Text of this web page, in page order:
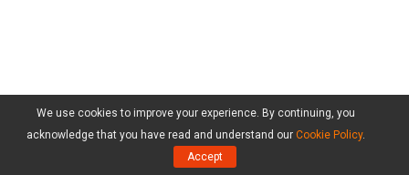
We use cookies to improve your experience. By continuing, you
acknowledge that you have read and understand our Cookie Policy.
Accept